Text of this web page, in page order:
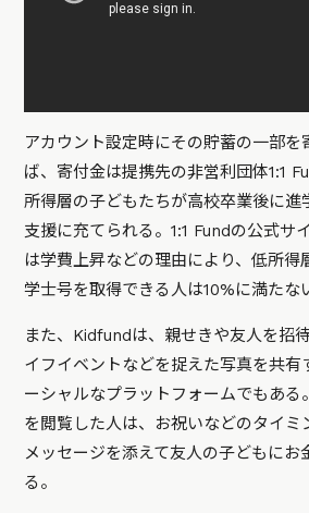
アカウント設定時にその貯蓄の一部を
ば、寄付金は提携先の非営利団体1:1
所得層の子どもたちが高校卒業後に進
支援に充てられる。1:1 Fundの公式サ
は学費上昇などの理由により、低所得
学士号を取得できる人は10%に満たな
また、Kidfundは、親せきや友人を招
イフイベントなどを捉えた写真を共有
ーシャルなプラットフォームでもある
を閲覧した人は、お祝いなどのタイ
メッセージを添えて友人の子どもにお
る。